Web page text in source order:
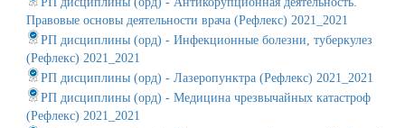
Правовые основы деятельности врача (Рефлекс) 2021_2021
РП дисциплины (орд) - Инфекционные болезни, туберкулез
(Рефлекс) 2021_2021
РП дисциплины (орд) - Лазеропунктра (Рефлекс) 2021_2021
РП дисциплины (орд) - Медицина чрезвычайных катастроф
(Рефлекс) 2021_2021